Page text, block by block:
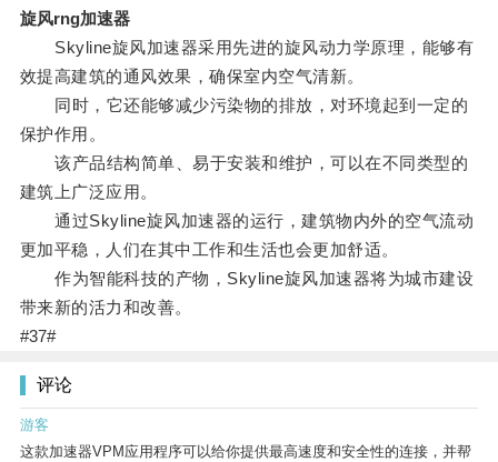
旋风rng加速器
Skyline旋风加速器采用先进的旋风动力学原理，能够有
效提高建筑的通风效果，确保室内空气清新。
同时，它还能够减少污染物的排放，对环境起到一定的
保护作用。
该产品结构简单、易于安装和维护，可以在不同类型的
建筑上广泛应用。
通过Skyline旋风加速器的运行，建筑物内外的空气流动
更加平稳，人们在其中工作和生活也会更加舒适。
作为智能科技的产物，Skyline旋风加速器将为城市建设
带来新的活力和改善。
#37#
评论
游客
这款加速器VPM应用程序可以给你提供最高速度和安全性的连接，并帮